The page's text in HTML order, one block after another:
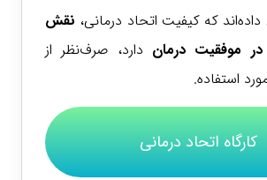
که کیفیت اتحاد درمانی، نقش
در موفقیت درمان دارد، صرف‌نظر از
استفاده.
کارگاه اتحاد درمانی